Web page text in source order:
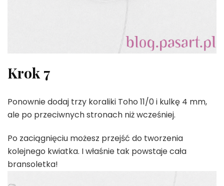
Krok 7
Ponownie dodaj trzy koraliki Toho 11/0 i kulkę 4 mm,
ale po przeciwnych stronach niż wcześniej.
Po zaciągnięciu możesz przejść do tworzenia
kolejnego kwiatka. I właśnie tak powstaje cała
bransoletka!